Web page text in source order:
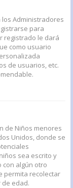
Administradores
para
registrado le dará
como usuario
de usuarios, etc.
de Niños menores
Unidos, donde se
sea escrito y
con algún otro
permita recolectar
edad.